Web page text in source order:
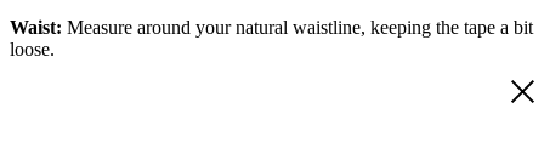
Waist: Measure around your natural waistline, keeping the tape a bit
loose.